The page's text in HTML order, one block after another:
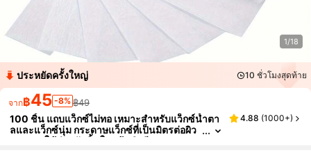
1/18
ประหยัดครั้งใหญ่ 10 ชั่วโมงสุดท้าย
จาก฿45 -8% ฿49
100 ชิ้น แถบแว็กซ์ไม่ทอ เหมาะสำหรับแว็กซ์น้ำตา
ลและแว็กซ์นุ่ม กระดาษแว็กซ์ที่เป็นมิตรต่อผิว
สามารถใช้สำหรับคิ้ว ใบหน้า ริมฝีปากบน คาง
4.88 (1000+)